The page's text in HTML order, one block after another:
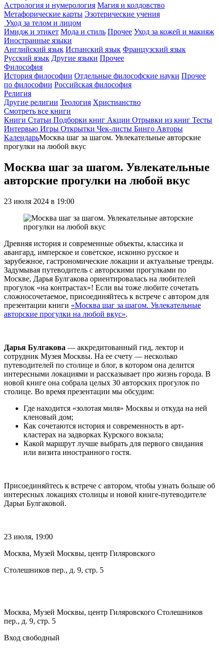
Астрология и нумерология Магия и колдовство
Метафорические карты Эзотерические учения
Уход за телом и лицом
Имидж и этикет Мода и стиль Прочее Уход за кожей и макияж
Иностранные языки
Английский язык Испанский язык Французский язык
Русский язык Другие языки Прочее
Философия
История философии Отдельные философские науки Прочее
по философии Российская философия
Религия
Другие религии Теология Христианство
Смотреть все книги
Книги Статьи Подборки книг Акции Отрывки из книг Тесты
Интервью Игры Открытки Чек-листы Бинго Авторы
КалендарьМосква шаг за шагом. Увлекательные авторские
прогулки на любой вкус
Москва шаг за шагом. Увлекательные
авторские прогулки на любой вкус
23 июля 2024 в 19:00
Древняя история и современные объекты, классика и
авангард, имперское и советское, исконно русское и
зарубежное, гастрономические локации и актуальные тренды.
Задумывая путеводитель с авторскими прогулками по
Москве, Дарья Булгакова ориентировалась на любителей
прогулок «на контрастах»! Если вы тоже любите сочетать
сложносочетаемое, присоединяйтесь к встрече с автором для
презентации книги «Москва шаг за шагом. Увлекательные
авторские прогулки на любой вкус».
Дарья Булгакова — аккредитованный гид, лектор и
сотрудник Музея Москвы. На ее счету — несколько
путеводителей по столице и блог, в котором она делится
интересными локациями и рассказывает про жизнь города. В
новой книге она собрала целых 30 авторских прогулок по
столице. Во время презентации мы обсудим:
Где находится «золотая миля» Москвы и откуда на ней
кленовый дом;
Как сочетаются история и современность в арт-
кластерах на задворках Курского вокзала;
Какой маршрут лучше выбрать для первого свидания
или визита иностранного гостя.
Присоединяйтесь к встрече с автором, чтобы узнать больше об
интересных локациях столицы и новой книге-путеводителе
Дарьи Булгаковой.
23 июля, 19:00
Москва, Музей Москвы, центр Гиляровского
Столешников пер., д. 9, стр. 5
Москва, Музей Москвы, центр Гиляровского Столешников
пер., д. 9, стр. 5
Вход свободный